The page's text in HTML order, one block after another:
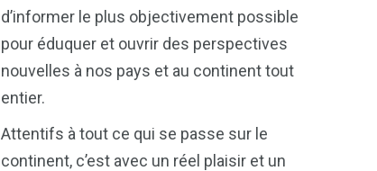
d’informer le plus objectivement possible
pour éduquer et ouvrir des perspectives
nouvelles à nos pays et au continent tout
entier.
Attentifs à tout ce qui se passe sur le
continent, c’est avec un réel plaisir et un